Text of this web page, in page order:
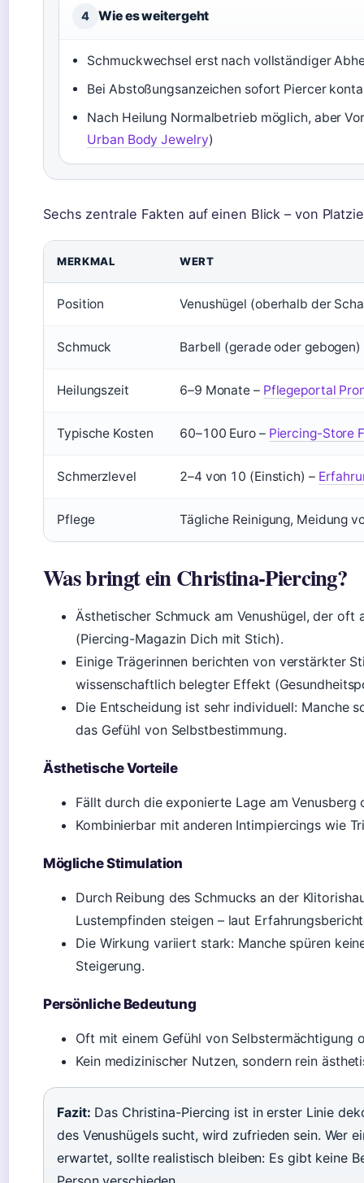
4 Wie es weitergeht
Schmuckwechsel erst nach vollständiger
Bei Abstoßungsanzeichen sofort Piercer
Nach Heilung Normalbetrieb möglich, aber
Urban Body Jewelry)
Sechs zentrale Fakten auf einen Blick – von
MERKMAL WERT
Position Venushügel (oberhalb der
Schmuck Barbell (gerade oder
Heilungszeit 6–9 Monate – Pflegeportal
Typische Kosten 60–100 Euro – Piercing-Store
Schmerzlevel 2–4 von 10 (Einstich) –
Pflege Tägliche Reinigung, Meidung
Was bringt ein Christina-Piercing?
Ästhetischer Schmuck am Venushügel, der
(Piercing-Magazin Dich mit Stich).
Einige Trägerinnen berichten von verstärkter
wissenschaftlich belegter Effekt
Die Entscheidung ist sehr individuell: Manche
das Gefühl von Selbstbestimmung.
Ästhetische Vorteile
Fällt durch die exponierte Lage am
Kombinierbar mit anderen Intimpiercings wie
Mögliche Stimulation
Durch Reibung des Schmucks an der
Lustempfinden steigen – laut
Die Wirkung variiert stark: Manche spüren
Steigerung.
Persönliche Bedeutung
Oft mit einem Gefühl von Selbstermächtigung
Kein medizinischer Nutzen, sondern rein
Fazit: Das Christina-Piercing ist in erster Linie
des Venushügels sucht, wird zufrieden sein. Wer
erwartet, sollte realistisch bleiben: Es gibt keine